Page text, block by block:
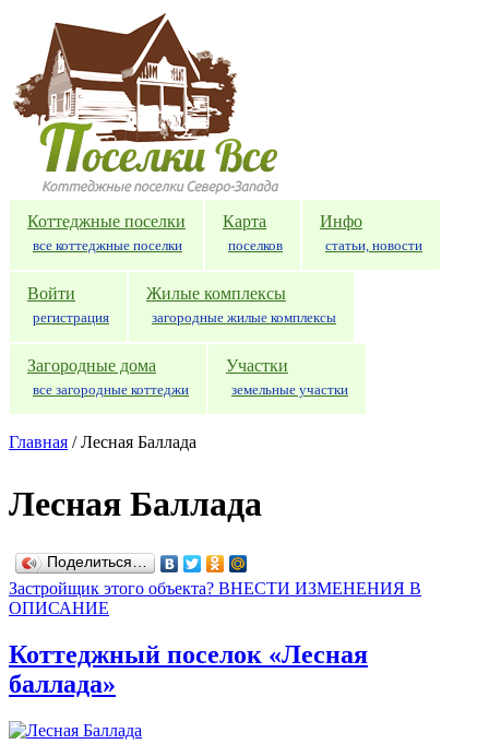
Перейти к основному содержанию
Коттеджные поселки
все коттеджные поселки
Карта
поселков
Инфо
статьи, новости
Войти
регистрация
Жилые комплексы
загородные жилые комплексы
Загородные дома
все загородные коттеджи
Участки
земельные участки
Главная /Лесная Баллада
Лесная Баллада
Поделиться…
Застройщик этого объекта? ВНЕСТИ ИЗМЕНЕНИЯ В
ОПИСАНИЕ
Коттеджный поселок «Лесная
баллада»